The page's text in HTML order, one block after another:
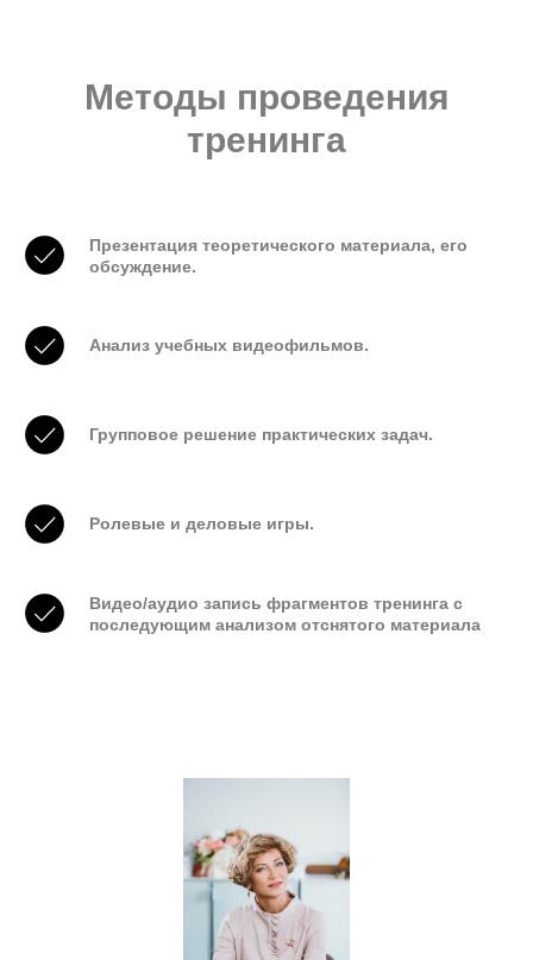
Методы проведения
тренинга
Презентация теоретического материала, его
обсуждение.
Анализ учебных видеофильмов.
Групповое решение практических задач.
Ролевые и деловые игры.
Видео/аудио запись фрагментов тренинга с
последующим анализом отснятого материала